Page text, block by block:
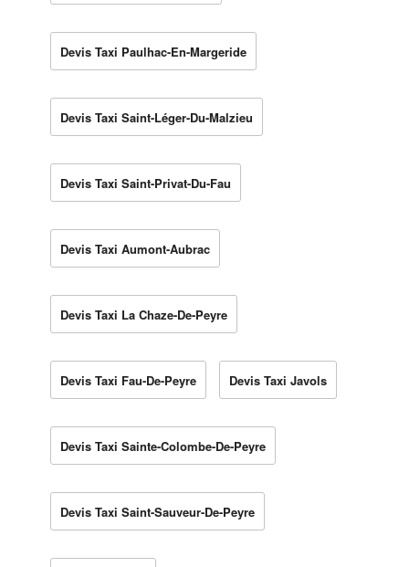
Devis Taxi Paulhac-En-Margeride
Devis Taxi Saint-Léger-Du-Malzieu
Devis Taxi Saint-Privat-Du-Fau
Devis Taxi Aumont-Aubrac
Devis Taxi La Chaze-De-Peyre
Devis Taxi Fau-De-Peyre Devis Taxi Javols
Devis Taxi Sainte-Colombe-De-Peyre
Devis Taxi Saint-Sauveur-De-Peyre